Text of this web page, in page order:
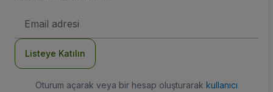
posta
Listeye Katılın
Oturum açarak veya bir hesap oluşturarak kullanıcı